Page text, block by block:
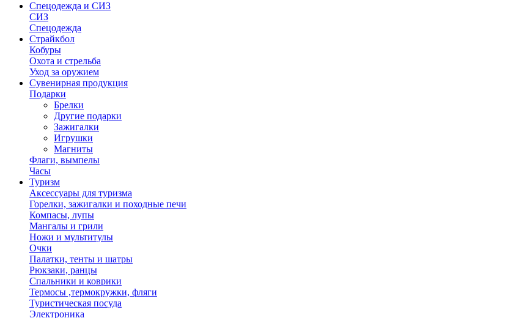
Спецодежда и СИЗ
СИЗ
Спецодежда
Страйкбол
Кобуры
Охота и стрельба
Уход за оружием
Сувенирная продукция
Подарки
Брелки
Другие подарки
Зажигалки
Игрушки
Магниты
Флаги, вымпелы
Часы
Туризм
Аксессуары для туризма
Горелки, зажигалки и походные печи
Компасы, лупы
Мангалы и грили
Ножи и мультитулы
Очки
Палатки, тенты и шатры
Рюкзаки, ранцы
Спальники и коврики
Термосы ,термокружки, фляги
Туристическая посуда
Электроника